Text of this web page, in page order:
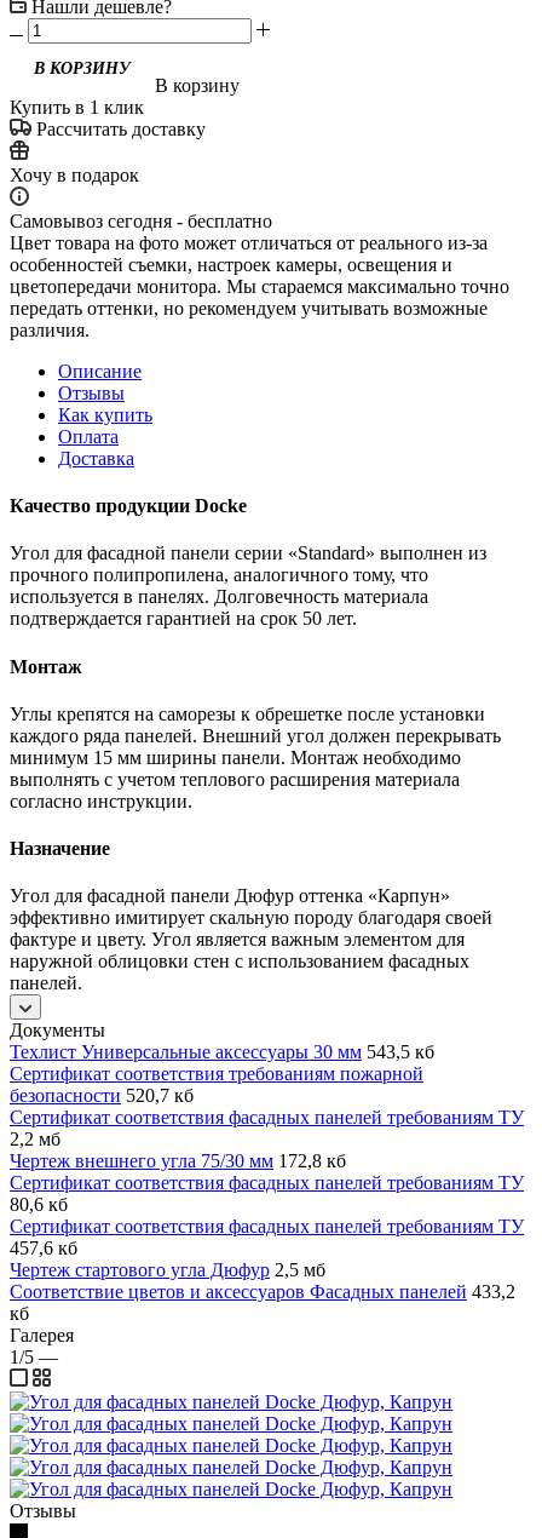
Нашли дешевле?
В корзину
Купить в 1 клик
Рассчитать доставку
Хочу в подарок
Самовывоз сегодня - бесплатно
Цвет товара на фото может отличаться от реального из-за
особенностей съемки, настроек камеры, освещения и
цветопередачи монитора. Мы стараемся максимально точно
передать оттенки, но рекомендуем учитывать возможные
различия.
Описание
Отзывы
Как купить
Оплата
Доставка
Качество продукции Docke
Угол для фасадной панели серии «Standard» выполнен из
прочного полипропилена, аналогичного тому, что
используется в панелях. Долговечность материала
подтверждается гарантией на срок 50 лет.
Монтаж
Углы крепятся на саморезы к обрешетке после установки
каждого ряда панелей. Внешний угол должен перекрывать
минимум 15 мм ширины панели. Монтаж необходимо
выполнять с учетом теплового расширения материала
согласно инструкции.
Назначение
Угол для фасадной панели Дюфур оттенка «Карпун»
эффективно имитирует скальную породу благодаря своей
фактуре и цвету. Угол является важным элементом для
наружной облицовки стен с использованием фасадных
панелей.
Документы
Техлист Универсальные аксессуары 30 мм 543,5 кб
Сертификат соответствия требованиям пожарной
безопасности 520,7 кб
Сертификат соответствия фасадных панелей требованиям ТУ
2,2 мб
Чертеж внешнего угла 75/30 мм 172,8 кб
Сертификат соответствия фасадных панелей требованиям ТУ
80,6 кб
Сертификат соответствия фасадных панелей требованиям ТУ
457,6 кб
Чертеж стартового угла Дюфур 2,5 мб
Соответствие цветов и аксессуаров Фасадных панелей 433,2
кб
Галерея
1/5 —
Отзывы